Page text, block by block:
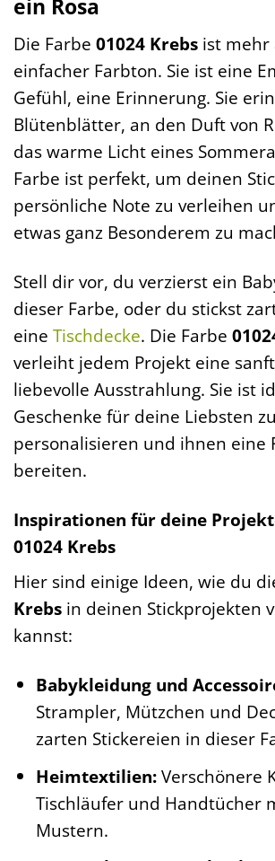
ein Rosa
Die Farbe 01024 Krebs ist mehr
einfacher Farbton. Sie ist eine
Gefühl, eine Erinnerung. Sie
Blütenblätter, an den Duft von
das warme Licht eines
Farbe ist perfekt, um deinen
persönliche Note zu verleihen
etwas ganz Besonderem zu
Stell dir vor, du verzierst ein
dieser Farbe, oder du stickst
eine Tischdecke. Die Farbe
verleiht jedem Projekt eine
liebevolle Ausstrahlung. Sie ist
Geschenke für deine Liebsten zu
personalisieren und ihnen eine
bereiten.
Inspirationen für deine
01024 Krebs
Hier sind einige Ideen, wie du
Krebs in deinen Stickprojekten
kannst:
Babykleidung und
Strampler, Mützchen und
zarten Stickereien in dieser
Heimtextilien:Verschönere
Tischläufer und Handtücher
Mustern.